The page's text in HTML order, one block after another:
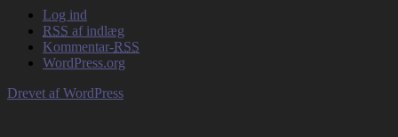
Log ind
RSS af indlæg
Kommentar-RSS
WordPress.org
Drevet af WordPress